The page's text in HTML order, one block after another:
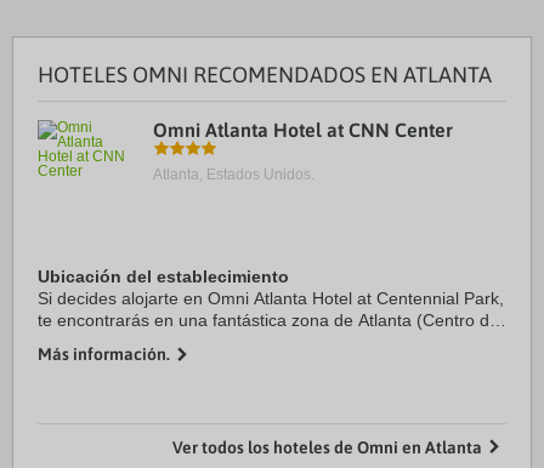
HOTELES OMNI RECOMENDADOS EN ATLANTA
Omni Atlanta Hotel at CNN Center
Atlanta, Estados Unidos.
Ubicación del establecimiento
Si decides alojarte en Omni Atlanta Hotel at Centennial Park,
te encontrarás en una fantástica zona de Atlanta (Centro de
Arena y Salón de la Fama y ...
Más información.
Ver todos los hoteles de Omni en Atlanta